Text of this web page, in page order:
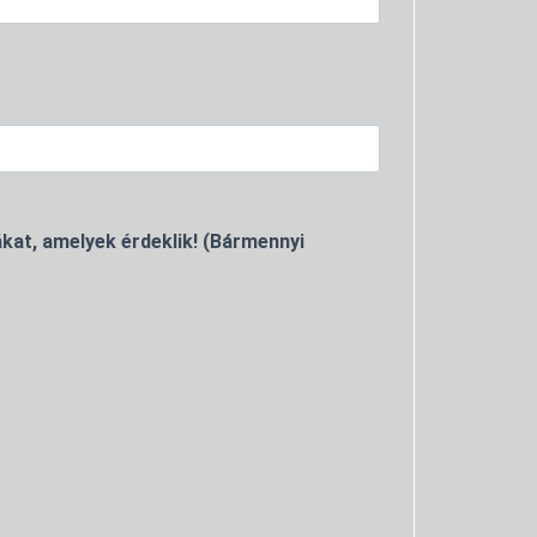
amelyek érdeklik! (Bármennyi